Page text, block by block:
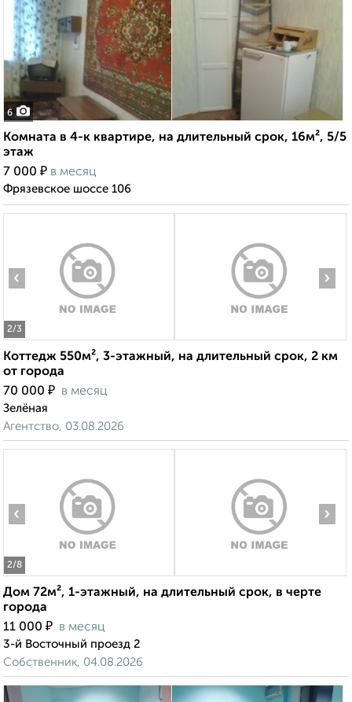
6
Комната в 4-к квартире, на длительный срок, 16м², 5/5
этаж
7 000 ₽ в месяц
Фрязевское шоссе 106
2/3
‹ ›
Коттедж 550м², 3-этажный, на длительный срок, 2 км
от города
70 000 ₽ в месяц
Зелёная
Агентство, 03.08.2026
2/8
‹ ›
Дом 72м², 1-этажный, на длительный срок, в черте
города
11 000 ₽ в месяц
3-й Восточный проезд 2
Собственник, 04.08.2026